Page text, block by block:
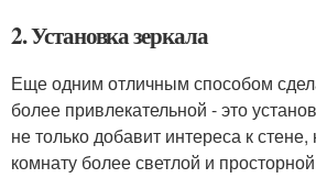
2. Установка зеркала
Еще одним отличным способом
более привлекательной - это
не только добавит интереса к стене,
комнату более светлой и